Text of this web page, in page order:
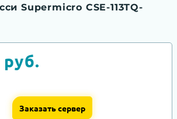
Supermicro CSE-113TQ-
руб.
Заказать сервер